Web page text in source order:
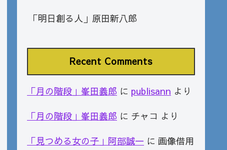
「明日創る人」原田新八郎
Recent Comments
「月の階段」峯田義郎 に publisann より
「月の階段」峯田義郎 に チャコ より
「見つめる女の子」阿部誠一 に 画像借用